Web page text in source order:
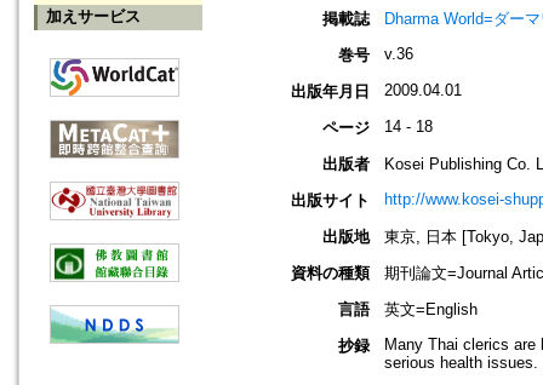
加えサービス 掲載誌
Dharma World=ダー
巻号
v.36
出版年月日 2009.04.01
ページ 14 - 18
出版者
Kosei Publishing Co.
出版サイト
http://www.kosei-
出版地
東京, 日本 [Tokyo,
資料の種類
期刊論文=Journal
言語
英文=English
抄録
Many Thai clerics
serious health issues.